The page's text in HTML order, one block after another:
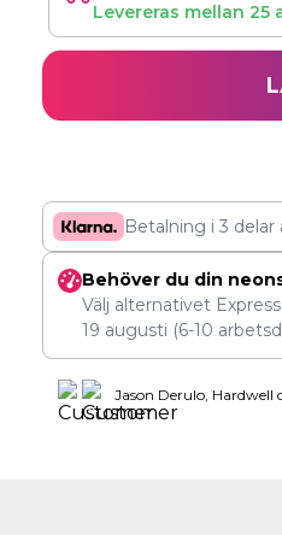
Levereras mellan 25
Betalning i 3
Behöver du din
Välj alternativet
19 augusti (6-10
Jason Derulo, Hardwell